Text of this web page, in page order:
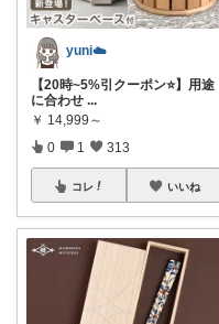
yuni☁️
【20時~5%引クーポン⭐️】用途
に合わせ ...
￥ 14,999～
0 1 313
コレ いいね